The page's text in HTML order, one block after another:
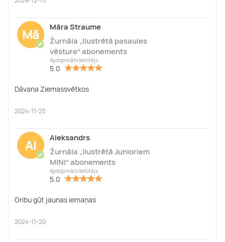
Mā
✔
Māra Straume
Žurnāla „Ilustrētā pasaules
vēsture“ abonements
Apstiprināts lietotājs
5.0
Dāvana Ziemassvētkos
2024-11-25
Al
✔
Aleksandrs
Žurnāla „Ilustrētā Junioriem
MINI“ abonements
Apstiprināts lietotājs
5.0
Gribu gūt jaunas iemaņas
2024-11-20